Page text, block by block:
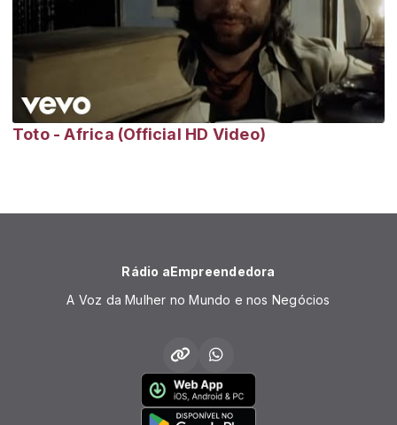
Toto - Africa (Official HD Video)
Rádio aEmpreendedora
A Voz da Mulher no Mundo e nos Negócios